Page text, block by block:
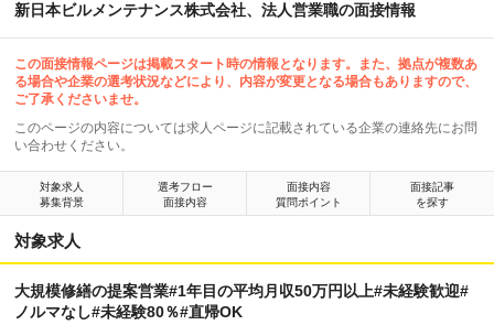
新日本ビルメンテナンス株式会社、法人営業職の面接情報
この面接情報ページは掲載スタート時の情報となります。また、拠点が複数あ
る場合や企業の選考状況などにより、内容が変更となる場合もありますので、
ご了承くださいませ。
このページの内容については求人ページに記載されている企業の連絡先にお問
い合わせください。
対象求人
募集背景
選考フロー
面接内容
面接内容
質問ポイント
面接記事
を探す
対象求人
大規模修繕の提案営業#1年目の平均月収50万円以上#未経験歓迎#
ノルマなし#未経験80％#直帰OK